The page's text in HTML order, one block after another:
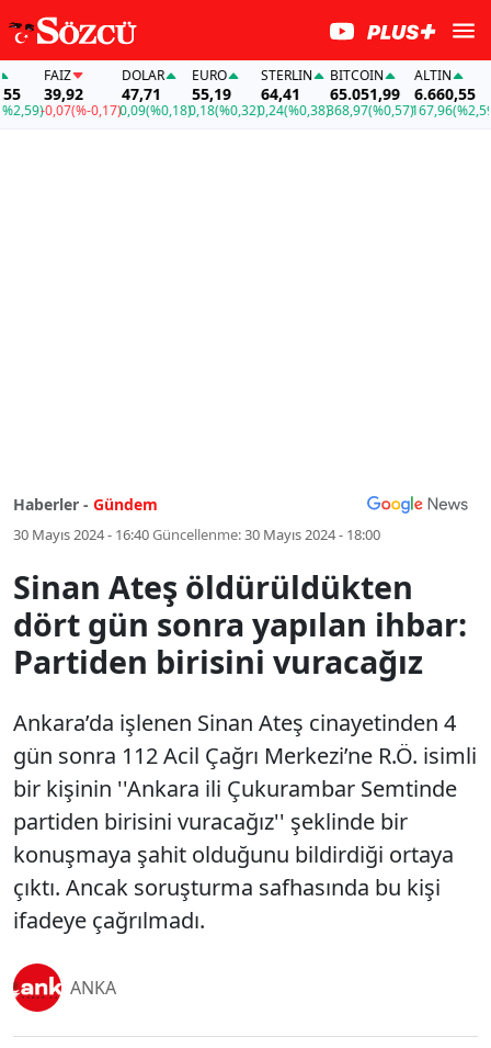
39,92
-0,07(%-0,17)
DOLAR
47,71
0,09(%0,18)
EURO
55,19
0,18(%0,32)
STERLIN
64,41
0,24(%0,38)
BITCOIN
65.051,99
368,97(%0,57)
ALTIN
6.660,55
167,96(%2,59)-
Haberler - Gündem
30 Mayıs 2024 - 16:40Güncellenme:30 Mayıs 2024 - 18:00
Sinan Ateş öldürüldükten
dört gün sonra yapılan ihbar:
Partiden birisini vuracağız
Ankara’da işlenen Sinan Ateş cinayetinden 4
gün sonra 112 Acil Çağrı Merkezi’ne R.Ö. isimli
bir kişinin ''Ankara ili Çukurambar Semtinde
partiden birisini vuracağız'' şeklinde bir
konuşmaya şahit olduğunu bildirdiği ortaya
çıktı. Ancak soruşturma safhasında bu kişi
ifadeye çağrılmadı.
ANKA